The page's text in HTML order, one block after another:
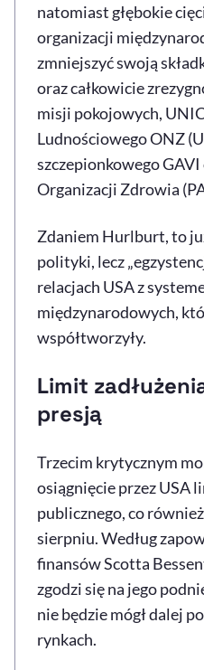
natomiast głębokie
organizacji
zmniejszyć swoją
oraz całkowicie
misji pokojowych,
Ludnościowego ONZ
szczepionkowego
Organizacji Zdrowia
Zdaniem Hurlburt, to
polityki, lecz
relacjach USA z
międzynarodowych,
współtworzyły.
Limit
presją
Trzecim krytycznym
osiągnięcie przez USA
publicznego, co
sierpniu. Według
finansów Scotta
zgodzi się na jego
nie będzie mógł dalej
rynkach.